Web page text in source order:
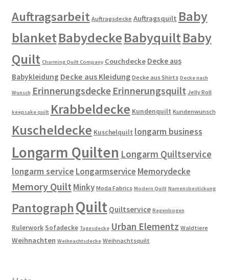
Auftragsarbeit Auftragsdecke Auftragsquilt Baby
blanketBabydeckeBabyquiltBaby
Quilt Charming Quilt Company Couchdecke Decke aus
Babykleidung Decke aus Kleidung Decke aus Shirts Decke nach
Wunsch Erinnerungsdecke Erinnerungsquilt Jelly Roll
keepsake quilt Krabbeldecke Kundenquilt Kundenwunsch
Kuscheldecke Kuschelquilt longarm business
Longarm Quilten Longarm Quiltservice
longarm service Longarmservice Memorydecke
Memory Quilt Minky Moda Fabrics Modern Quilt Namensbestickung
Pantograph Quilt Quiltservice Regenbogen
Rulerwork Sofadecke Tagesdecke Urban Elementz Waldtiere
Weihnachten Weihnachtsdecke Weihnachtsquilt